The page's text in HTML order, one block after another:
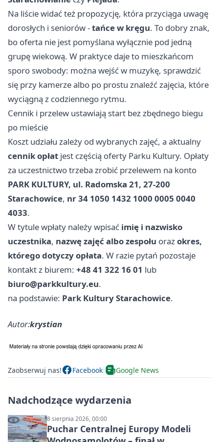
Na liście widać też propozycję, która przyciąga uwagę
dorosłych i seniorów -tańce w kręgu. To dobry znak,
bo oferta nie jest pomyślana wyłącznie pod jedną
grupę wiekową. W praktyce daje to mieszkańcom
sporo swobody: można wejść w muzykę, sprawdzić
się przy kamerze albo po prostu znaleźć zajęcia, które
wyciągną z codziennego rytmu.
Cennik i przelew ustawiają start bez zbędnego biegu
po mieście
Koszt udziału zależy od wybranych zajęć, a aktualny
cennik opłat jest częścią oferty Parku Kultury. Opłaty
za uczestnictwo trzeba zrobić przelewem na konto
PARK KULTURY, ul. Radomska 21, 27-200
Starachowice, nr 34 1050 1432 1000 0005 0040
4033.
W tytule wpłaty należy wpisać imię i nazwisko
uczestnika, nazwę zajęć albo zespołu orazokres,
którego dotyczy opłata. W razie pytań pozostaje
kontakt z biurem: +48 41 322 16 01 lub
biuro@parkkultury.eu.
na podstawie: Park Kultury Starachowice.
Autor:krystian
Zaobserwuj nas! Facebook Google News
Nadchodzące wydarzenia
8 sierpnia 2026, 00:00
Puchar Centralnej Europy Modeli